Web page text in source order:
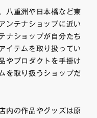
八重洲や日本橋など東
ンテナショップに近い
ナショップが自分たち
イテムを取り扱ってい
やプロダクトを手掛け
を取り扱うショップだ
内の作品やグッズは原